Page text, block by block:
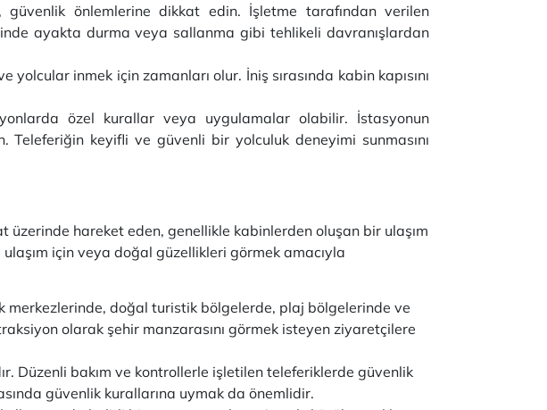
önlemlerine dikkat edin. İşletme tarafından verilen
ayakta durma veya sallanma gibi tehlikeli davranışlardan
inmek için zamanları olur. İniş sırasında kabin kapısını
özel kurallar veya uygulamalar olabilir. İstasyonun
keyifli ve güvenli bir yolculuk deneyimi sunmasını
hareket eden, genellikle kabinlerden oluşan bir ulaşım
için veya doğal güzellikleri görmek amacıyla
merkezlerinde, doğal turistik bölgelerde, plaj bölgelerinde ve
olarak şehir manzarasını görmek isteyen ziyaretçilere
Düzenli bakım ve kontrollerle işletilen teleferiklerde güvenlik
güvenlik kurallarına uymak da önemlidir.